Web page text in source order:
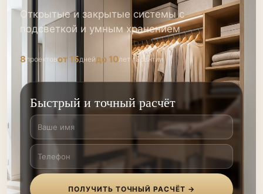
Открытые и закрытые системы с
подсветкой и умным хранением
8 проектовот 15днейдо 10лет гарантии
Быстрый и точный расчёт
ПОЛУЧИТЬ ТОЧНЫЙ РАСЧЁТ →